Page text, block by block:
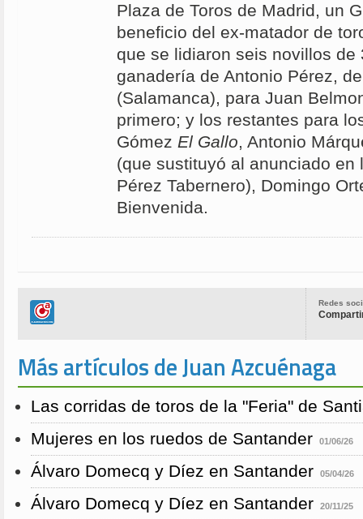
Plaza de Toros de Madrid, un
beneficio del ex-matador de
que se lidiaron seis novillos de
ganadería de Antonio Pérez,
(Salamanca), para Juan
primero; y los restantes para
Gómez El Gallo, Antonio
(que sustituyó al anunciado en
Pérez Tabernero), Domingo
Bienvenida.
Redes
Más artículos de Juan Azcuénaga
Las corridas de toros de la "Feria" de
Mujeres en los ruedos de Santander
01/06/26
Álvaro Domecq y Díez en Santander 05/04/26
Álvaro Domecq y Díez en Santander 20/11/25